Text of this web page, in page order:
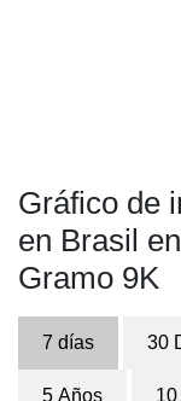
Gráfico de
en Brasil
Gramo 9K
7 días 30
5 Años